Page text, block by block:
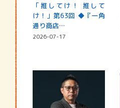
「推してけ！ 推して
け！」第63回 ◆『一角
通り商店…
2026-07-17